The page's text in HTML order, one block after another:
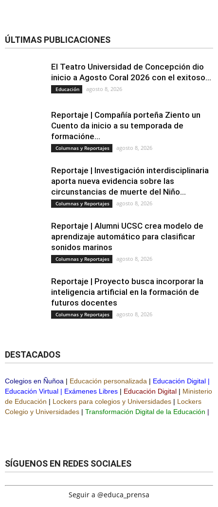
ÚLTIMAS PUBLICACIONES
El Teatro Universidad de Concepción dio
inicio a Agosto Coral 2026 con el exitoso...
Educación agosto 8, 2026
Reportaje | Compañía porteña Ziento un
Cuento da inicio a su temporada de
formacióne...
Columnas y Reportajes agosto 8, 2026
Reportaje | Investigación interdisciplinaria
aporta nueva evidencia sobre las
circunstancias de muerte del Niño...
Columnas y Reportajes agosto 8, 2026
Reportaje | Alumni UCSC crea modelo de
aprendizaje automático para clasificar
sonidos marinos
Columnas y Reportajes agosto 8, 2026
Reportaje | Proyecto busca incorporar la
inteligencia artificial en la formación de
futuros docentes
Columnas y Reportajes agosto 8, 2026
DESTACADOS
Colegios en Ñuñoa | Educación personalizada | Educación Digital |
Educación Virtual | Exámenes Libres | Educación Digital | Ministerio
de Educación | Lockers para colegios y Universidades | Lockers
Colegio y Universidades | Transformación Digital de la Educación |
SÍGUENOS EN REDES SOCIALES
Seguir a @educa_prensa